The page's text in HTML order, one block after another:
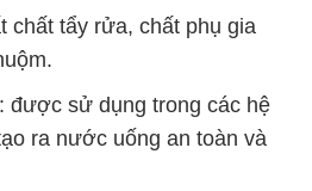
chất tẩy rửa, chất phụ gia
được sử dụng trong các hệ
ra nước uống an toàn và